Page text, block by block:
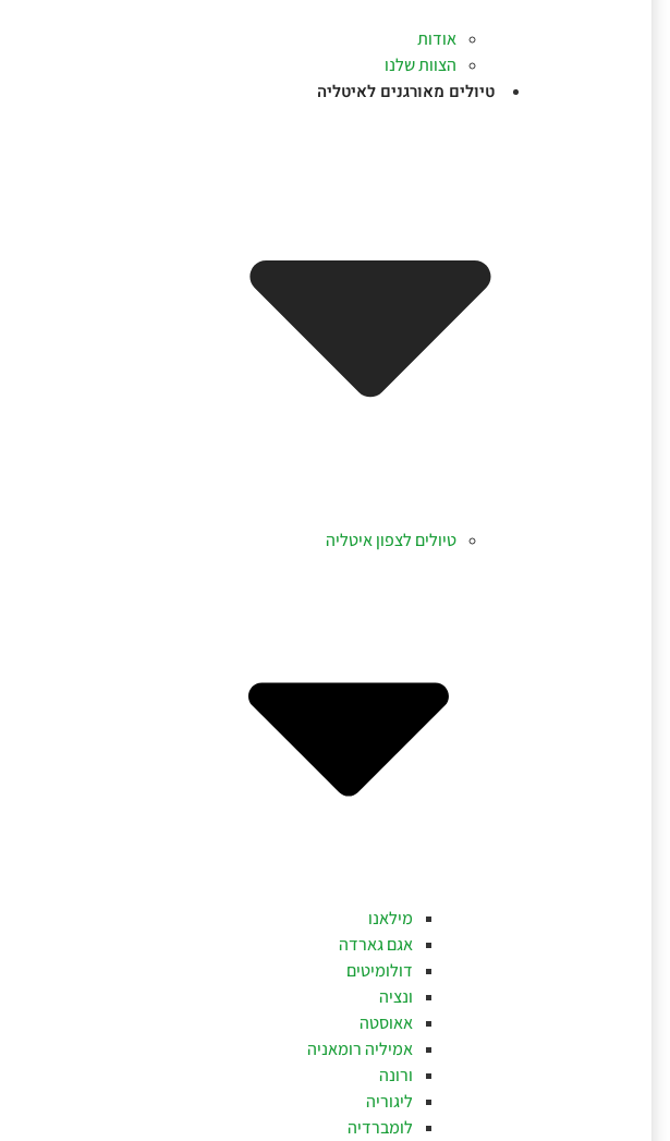
אודות
הצוות שלנו
טיולים מאורגנים לאיטליה
טיולים לצפון איטליה
מילאנו
אגם גארדה
דולומיטים
ונציה
אאוסטה
אמיליה רומאניה
ורונה
ליגוריה
לומברדיה